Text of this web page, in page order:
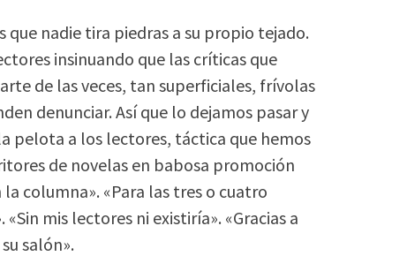
que nadie tira piedras a su propio tejado.
insinuando que las críticas que
de las veces, tan superficiales, frívolas
denunciar. Así que lo dejamos pasar y
pelota a los lectores, táctica que hemos
de novelas en babosa promoción
columna». «Para las tres o cuatro
mis lectores ni existiría». «Gracias a
salón».